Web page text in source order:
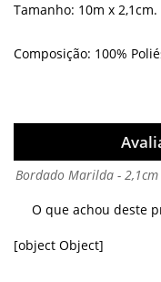
Tamanho: 10m x 2,1cm.
Composição: 100%
Bordado Marilda -
O que achou deste
[object Object]